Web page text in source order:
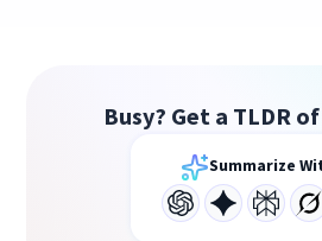
Busy? Get a TLDR
Summarize